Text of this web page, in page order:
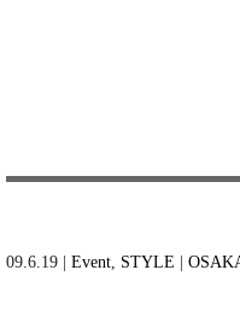
09.6.19 | Event STYLE |